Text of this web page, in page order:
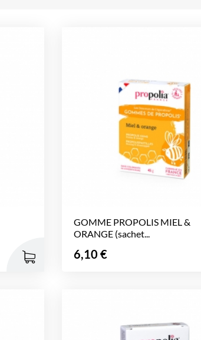
GOMME PROPOLIS MIEL &
ORANGE (sachet...
Prix
6,10 €